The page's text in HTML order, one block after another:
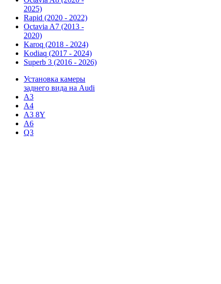
2025)
Rapid (2020 - 2022)
Octavia A7 (2013 -
2020)
Karoq (2018 - 2024)
Kodiaq (2017 - 2024)
Superb 3 (2016 - 2026)
Установка камеры
заднего вида на Audi
А3
А4
А3 8Y
А6
Q3